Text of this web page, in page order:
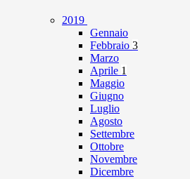
2019
Gennaio
Febbraio 3
Marzo
Aprile 1
Maggio
Giugno
Luglio
Agosto
Settembre
Ottobre
Novembre
Dicembre